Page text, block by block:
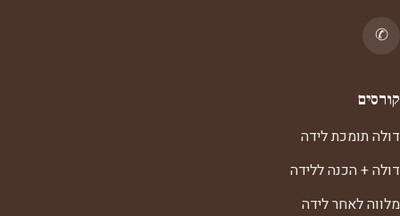
✆
קורסים
דולה תומכת לידה
דולה + הכנה ללידה
מלווה לאחר לידה